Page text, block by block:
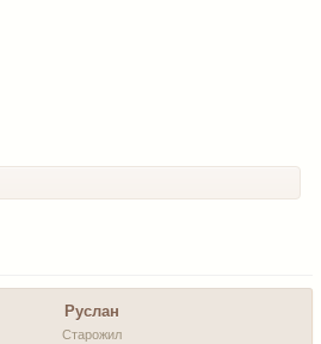
Руслан
Старожил